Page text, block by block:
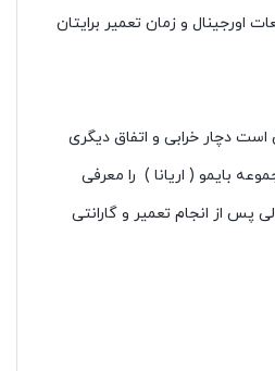
اورجینال و زمان تعمیر برایتان
است دچار خرابی و اتفاق دیگری
بایمو ( اریانا ) را معرفی
پس از انجام تعمیر و گارانتی